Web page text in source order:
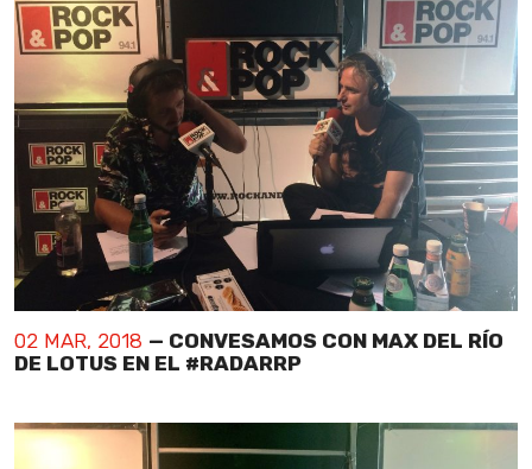
02 MAR, 2018 — CONVESAMOS CON MAX DEL RÍO
DE LOTUS EN EL #RADARRP